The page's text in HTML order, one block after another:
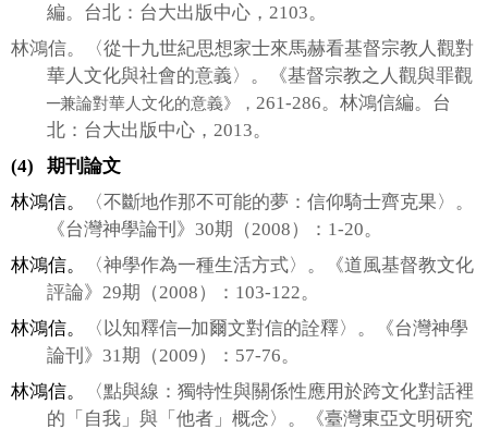
編。台北：台大出版中心， 2103。
林鴻信。
〈從十九世紀思想家士來馬赫看基督宗教人觀對
華人文化與社會的意義〉。《基督宗教之人觀與罪觀
─兼論對華人文化的意義》， 261-286。林鴻信編。台
北：台大出版中心， 2013。
(4) 期刊論文
林鴻信。
〈不斷地作那不可能的夢：信仰騎士齊克果〉。
《台灣神學論刊》30期（2008）： 1-20。
林鴻信。
〈神學作為一種生活方式〉。《道風基督教文化
評論》 29期（2008）： 103-122。
林鴻信。
〈以知釋信─加爾文對信的詮釋〉。《台灣神學
論刊》31期（2009）： 57-76。
林鴻信。
〈點與線：獨特性與關係性應用於跨文化對話裡
的「自我」與「他者」概念〉。《臺灣東亞文明研究